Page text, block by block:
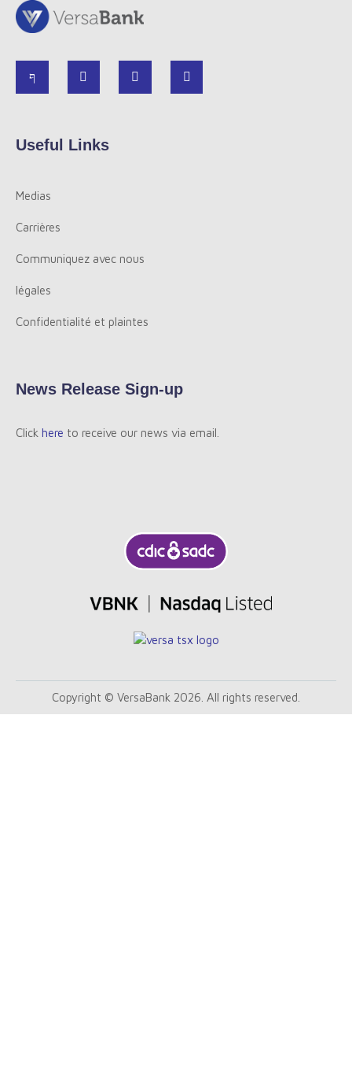
Useful Links
Medias
Carrières
Communiquez avec nous
légales
Confidentialité et plaintes
News Release Sign-up
Click here to receive our news via email.
Copyright © VersaBank 2026. All rights reserved.